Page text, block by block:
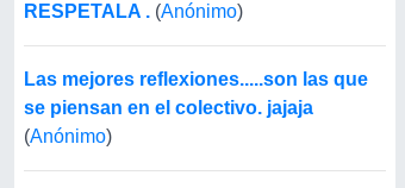
RESPETALA . (Anónimo)
Las mejores reflexiones.....son las que
se piensan en el colectivo. jajaja
(Anónimo)